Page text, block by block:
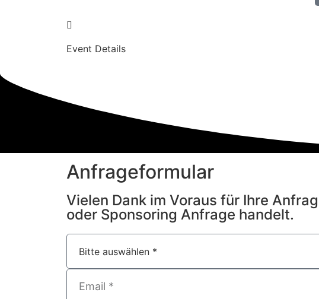
Event Details
Anfrageformular
Vielen Dank im Voraus für Ihre
oder Sponsoring Anfrage handelt.